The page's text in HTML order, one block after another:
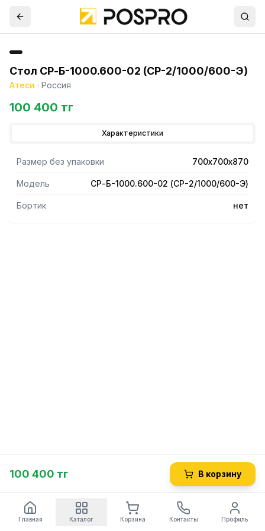
Стол СР-Б-1000.600-02 (СР-2/1000/600-Э)
Атеси · Россия
100 400 тг
Характеристики
Размер без упаковки 700х700х870
Модель СР-Б-1000.600-02 (СР-2/1000/600-Э)
Бортик нет
100 400 тг В корзину
Главная Каталог Корзина Контакты Профиль